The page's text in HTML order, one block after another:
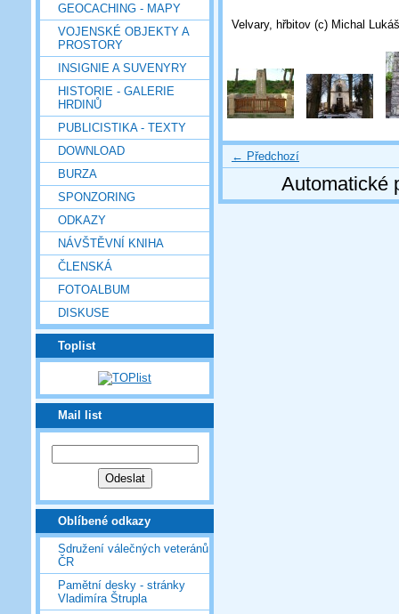
GEOCACHING - MAPY
VOJENSKÉ OBJEKTY A
PROSTORY
INSIGNIE A SUVENYRY
HISTORIE - GALERIE
HRDINŮ
PUBLICISTIKA - TEXTY
DOWNLOAD
BURZA
SPONZORING
ODKAZY
NÁVŠTĚVNÍ KNIHA
ČLENSKÁ
FOTOALBUM
DISKUSE
Toplist
Mail list
Oblíbené odkazy
Sdružení válečných veteránů
ČR
Pamětní desky - stránky
Vladimíra Štrupla
Velvary, hřbitov (c) Michal
← Předchozí
Automatické